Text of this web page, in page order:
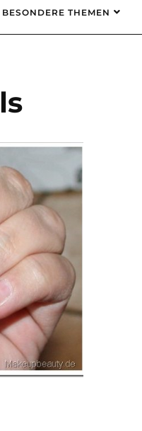
BESONDERE THEMEN